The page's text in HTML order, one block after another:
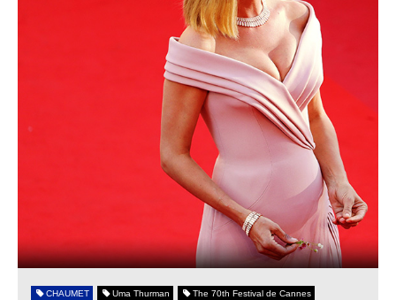
CHAUMET Uma Thurman The 70th Festival de Cannes